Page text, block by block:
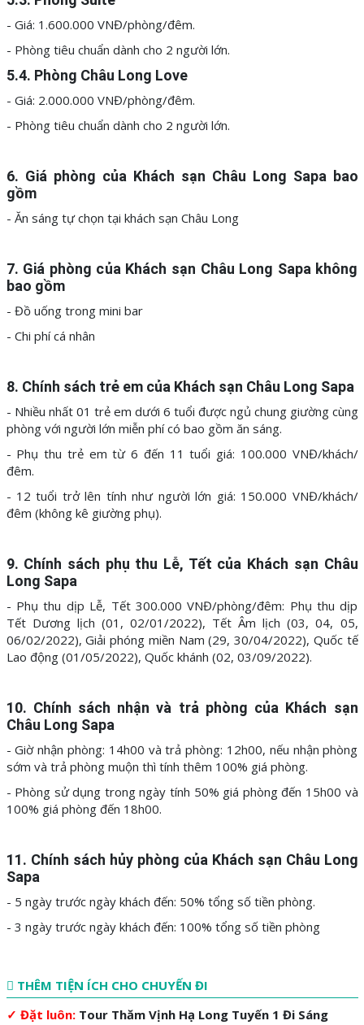
- Giá: 1.600.000 VNĐ/phòng/đêm.
- Phòng tiêu chuẩn dành cho 2 người lớn.
5.4. Phòng Châu Long Love
- Giá: 2.000.000 VNĐ/phòng/đêm.
- Phòng tiêu chuẩn dành cho 2 người lớn.
6. Giá phòng của Khách sạn Châu Long Sapa bao
gồm
- Ăn sáng tự chọn tại khách sạn Châu Long
7. Giá phòng của Khách sạn Châu Long Sapa không
bao gồm
- Đồ uống trong mini bar
- Chi phí cá nhân
8. Chính sách trẻ em của Khách sạn Châu Long Sapa
- Nhiều nhất 01 trẻ em dưới 6 tuổi được ngủ chung giường cùng
phòng với người lớn miễn phí có bao gồm ăn sáng.
- Phụ thu trẻ em từ 6 đến 11 tuổi giá: 100.000 VNĐ/khách/
đêm.
- 12 tuổi trở lên tính như người lớn giá: 150.000 VNĐ/khách/
đêm (không kê giường phụ).
9. Chính sách phụ thu Lễ, Tết của Khách sạn Châu
Long Sapa
- Phụ thu dịp Lễ, Tết 300.000 VNĐ/phòng/đêm: Phụ thu dịp
Tết Dương lịch (01, 02/01/2022), Tết Âm lịch (03, 04, 05,
06/02/2022), Giải phóng miền Nam (29, 30/04/2022), Quốc tế
Lao động (01/05/2022), Quốc khánh (02, 03/09/2022).
10. Chính sách nhận và trả phòng của Khách sạn
Châu Long Sapa
- Giờ nhận phòng: 14h00 và trả phòng: 12h00, nếu nhận phòng
sớm và trả phòng muộn thì tính thêm 100% giá phòng.
- Phòng sử dụng trong ngày tính 50% giá phòng đến 15h00 và
100% giá phòng đến 18h00.
11. Chính sách hủy phòng của Khách sạn Châu Long
Sapa
- 5 ngày trước ngày khách đến: 50% tổng số tiền phòng.
- 3 ngày trước ngày khách đến: 100% tổng số tiền phòng
THÊM TIỆN ÍCH CHO CHUYẾN ĐI
✓ Đặt luôn: Tour Thăm Vịnh Hạ Long Tuyến 1 Đi Sáng